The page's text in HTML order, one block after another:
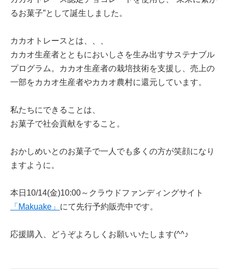
るお菓子”として誕生しました。
カカオトレースとは、、、
カカオ生産者とともにおいしさを生み出すサステナブル
プログラム。カカオ生産者の栽培技術を支援し、売上の
一部をカカオ生産者やカカオ農村に還元しています。
私たちにできることは、
お菓子で社会貢献をすること。
おかしめいとのお菓子で一人でも多くの方が笑顔になり
ますように。
本日10/14(金)10:00～クラウドファンディングサイト
「Makuake」 にて先行予約販売中です。
応援購入、どうぞよろしくお願いいたします(^^♪